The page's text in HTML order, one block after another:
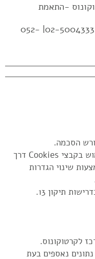
-התאמת
מודיעין | ירושלים | באר שבע | 02-5004333| 052-
הסכמה.
אם המשתמש נתן הסכמה כלשהי לשימוש בקבצי Cookies דרך
שינוי הגדרות
תיקון 13.
נתונים נאספים בעת